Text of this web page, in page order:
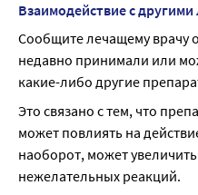
Взаимодействие с
Сообщите лечащему врачу
недавно принимали или
какие-либо другие
Это связано с тем, что
может повлиять на
наоборот, может
нежелательных реакций.